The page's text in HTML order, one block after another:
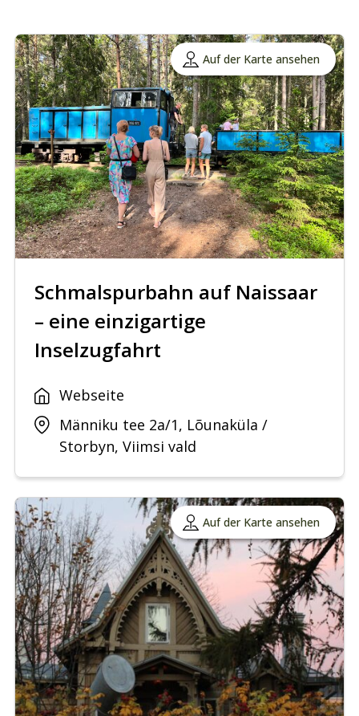
Auf der Karte ansehen
Schmalspurbahn auf Naissaar
– eine einzigartige
Inselzugfahrt
Webseite
Männiku tee 2a/1, Lõunaküla /
Storbyn, Viimsi vald
Auf der Karte ansehen